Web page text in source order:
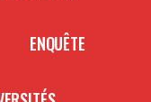
ENQUÊTE